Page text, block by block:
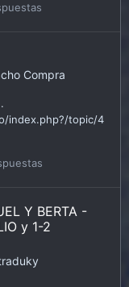
Compra
index.php?/topic/4
Y BERTA -
y 1-2